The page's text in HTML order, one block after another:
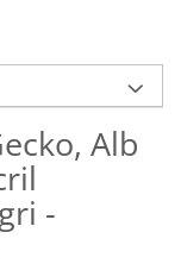
Alb
-